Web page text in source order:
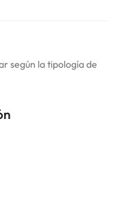
según la tipología de